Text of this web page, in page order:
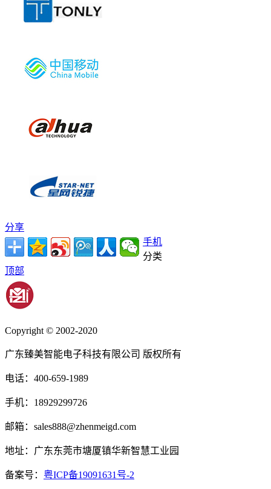
分享
手机
分类
顶部
Copyright © 2002-2020
广东臻美智能电子科技有限公司 版权所有
电话：400-659-1989
手机：18929299726
邮箱：sales888@zhenmeigd.com
地址：广东东莞市塘厦镇华新智慧工业园
备案号： 粤ICP备19091631号-2